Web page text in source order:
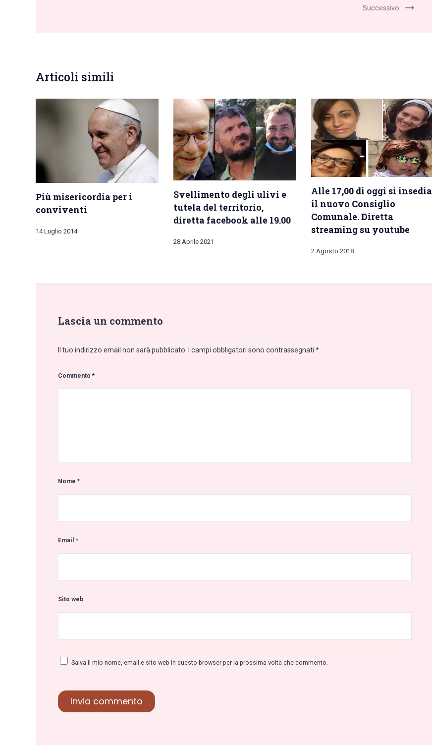
Successivo
Articoli simili
Più misericordia per i
conviventi
14 Luglio 2014
Svellimento degli ulivi e
tutela del territorio,
diretta facebook alle 19.00
28 Aprile 2021
Alle 17,00 di oggi si insedia
il nuovo Consiglio
Comunale. Diretta
streaming su youtube
2 Agosto 2018
Lascia un commento
Il tuo indirizzo email non sarà pubblicato. I campi obbligatori sono contrassegnati *
Commento*
Nome*
Email*
Sito web
Salva il mio nome, email e sito web in questo browser per la prossima volta che commento.